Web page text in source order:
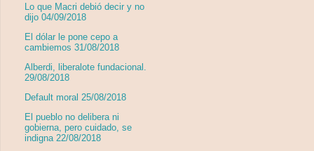
Lo que Macri debió decir y no
dijo 04/09/2018
El dólar le pone cepo a
cambiemos 31/08/2018
Alberdi, liberalote fundacional.
29/08/2018
Default moral 25/08/2018
El pueblo no delibera ni
gobierna, pero cuidado, se
indigna 22/08/2018